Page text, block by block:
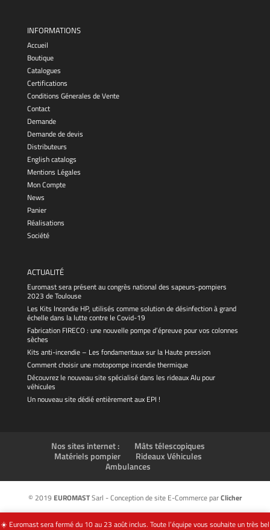
INFORMATIONS
Accueil
Boutique
Catalogues
Certifications
Conditions Génerales de Vente
Contact
Demande
Demande de devis
Distributeurs
English catalogs
Mentions Légales
Mon Compte
News
Panier
Réalisations
Société
ACTUALITÉ
Euromast sera présent au congrès national des sapeurs-pompiers
2023 de Toulouse
Les Kits Incendie HP, utilisés comme solution de désinfection à grand
échelle dans la lutte contre le Covid-19
Fabrication FIRECO : une nouvelle pompe d’épreuve pour vos colonnes
sèches
Kits anti-incendie – Les fondamentaux sur la Haute pression
Comment choisir une motopompe incendie thermique
Découvrez le nouveau site spécialisé dans les rideaux Alu pour
véhicules
Un nouveau site dédié entièrement aux EPI !
Nos sites internet :
Mâts télescopiques
Matériels pompier
Rideaux Véhicules
Ambulances
© 2019 EUROMASTSarl - Conception de site E-Commerce parClicher
☀️ Euromast sera fermé du 10 au 23 août inclus. Toute l’équipe vous souhaite un très bel